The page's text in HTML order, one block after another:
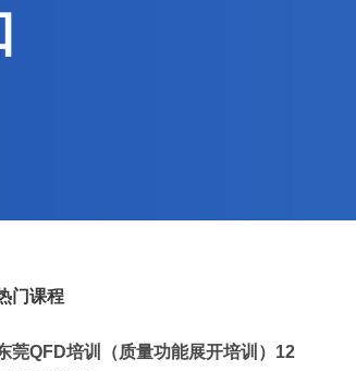
门课程
莞QFD培训（质量功能展开培训）12